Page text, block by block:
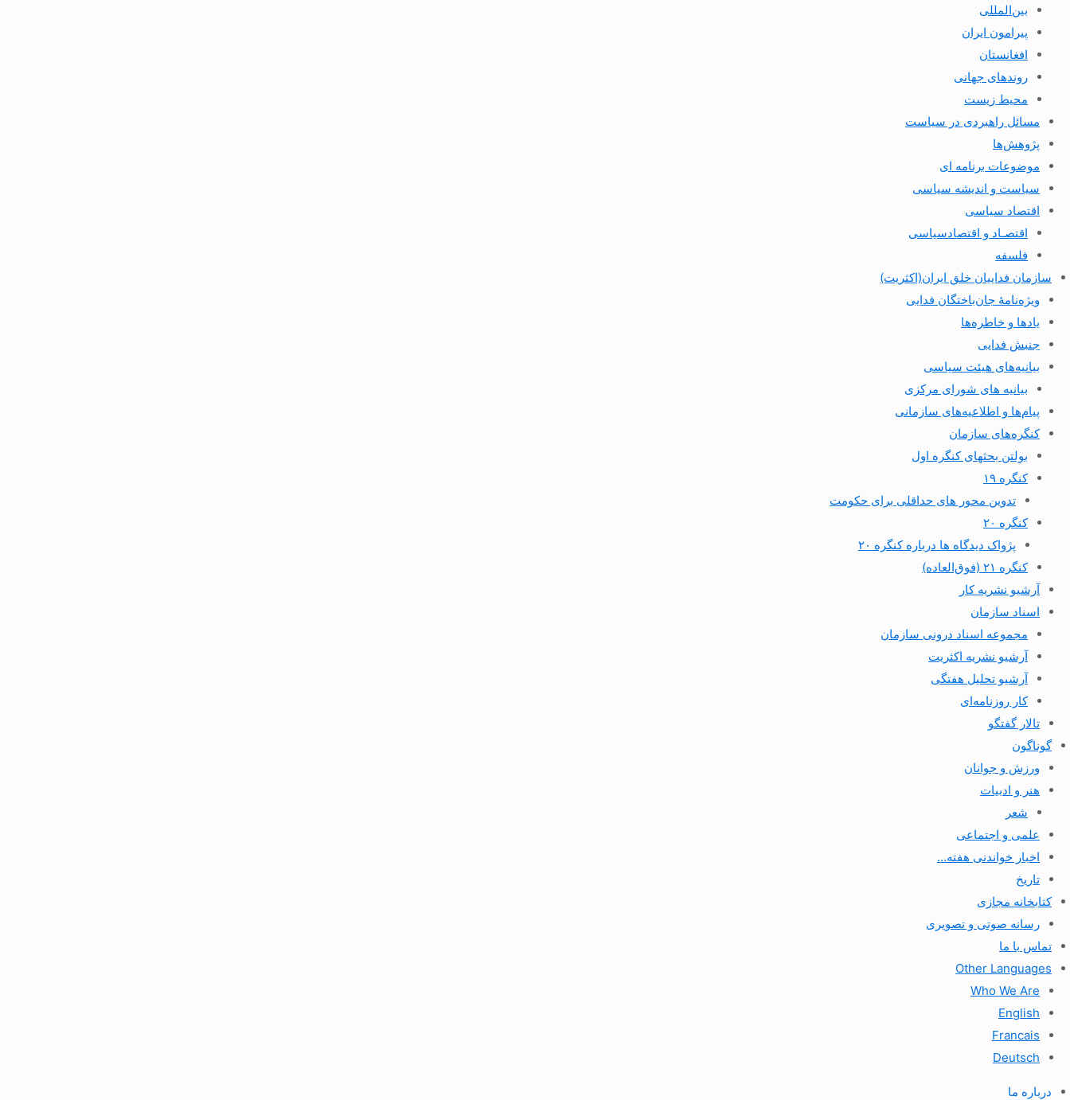
بین‌المللی
پیرامون ایران
افغانستان
روندهای جهانی
محیط زیست
مسائل راهبردی در سیاست
پژوهش‌ها
موضوعات برنامه ای
سیاست و اندیشه سیاسی
اقتصاد سیاسی
اقتصـاد و اقتصاد‌سیاسی
فلسفه
سازمان فداییان خلق ایران(اکثریت)
ویژه‌نامهٔ جان‌باختگان فدایی
یادها و خاطره‌ها
جنبش فدایی
بیانیه‌های هیئت سیاسی
بیانیه های شورای مرکزی
پیام‌ها و اطلاعیه‌های سازمانی
کنگره‌های سازمان
بولتن بحثهای کنگره اول
کنگره ۱۹
تدوین محور های حداقلی برای حکومت
کنگره ۲۰
پژواک دیدگاه ها درباره کنگره ۲۰
کنگره ۲۱ (فوق‌العاده)
آرشیو نشریه کار
اسناد سازمان
مجموعه اسناد درونی سازمان
آرشیو نشریه اکثریت
آرشیو تحلیل هفتگی
کار روزنامه‌ای
تالار گفتگو
گوناگون
ورزش و جوانان
هنر و ادبیات
شعر
علمی و اجتماعی
اخبار خواندنی هفته…
تاریخ
کتابخانه مجازی
رسانه صوتی و تصویری
تماس با ما
Other Languages
Who We Are
English
Francais
Deutsch
درباره ما